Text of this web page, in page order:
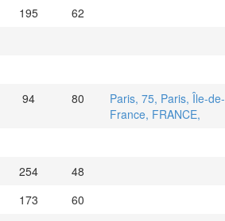
195
62
94 80
Paris, 75, Paris, Île-de-
France, FRANCE,
254
48
173
60